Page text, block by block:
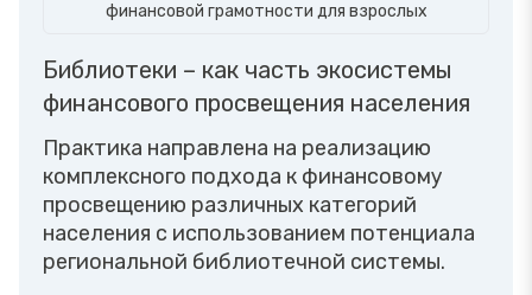
финансовой грамотности для взрослых
Библиотеки – как часть экосистемы
финансового просвещения населения
Практика направлена на реализацию
комплексного подхода к финансовому
просвещению различных категорий
населения с использованием потенциала
региональной библиотечной системы.